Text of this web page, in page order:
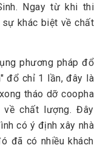
Ngay từ khi thi
khác biệt về chất
phương pháp đổ
đổ chỉ 1 lần, đây là
tháo dỡ coopha
chất lượng. Đây
có ý định xây nhà
đã có nhiều khách